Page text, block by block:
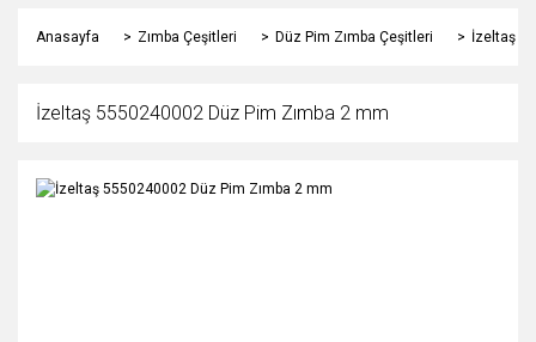
Anasayfa Zımba Çeşitleri Düz Pim Zımba Çeşitleri İzeltaş
İzeltaş 5550240002 Düz Pim Zımba 2 mm